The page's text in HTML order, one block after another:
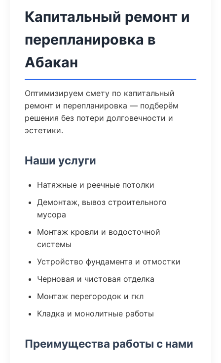
Капитальный ремонт и
перепланировка в
Абакан
Оптимизируем смету по капитальный
ремонт и перепланировка — подберём
решения без потери долговечности и
эстетики.
Наши услуги
Натяжные и реечные потолки
Демонтаж, вывоз строительного
мусора
Монтаж кровли и водосточной
системы
Устройство фундамента и отмостки
Черновая и чистовая отделка
Монтаж перегородок и гкл
Кладка и монолитные работы
Преимущества работы с нами